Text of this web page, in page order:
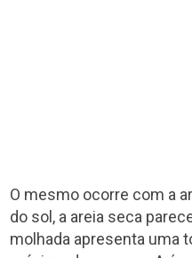
O mesmo ocorre com a
do sol, a areia seca
molhada apresenta uma